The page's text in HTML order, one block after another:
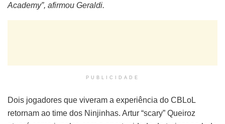
Academy”, afirmou Geraldi.
PUBLICIDADE
Dois jogadores que viveram a experiência do CBLoL
retornam ao time dos Ninjinhas. Artur “scary” Queiroz